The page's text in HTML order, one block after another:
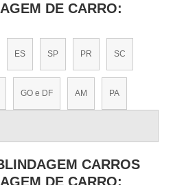
DE CARRO:
ES SP PR SC
GO e DF AM PA
CARROS
DE CARRO: